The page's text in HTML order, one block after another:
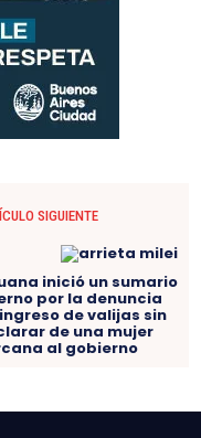
SIGUIENTE
inició un sumario
por la denuncia
de valijas sin
de una mujer
al gobierno